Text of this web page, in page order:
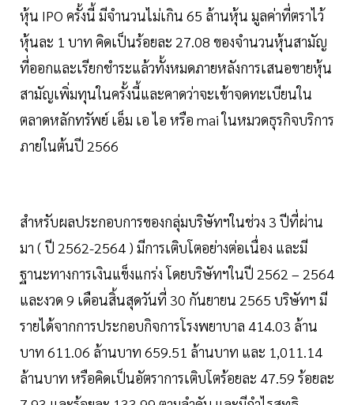
หุ้น IPO ครั้งนี้ มีจำนวนไม่เกิน 65 ล้านหุ้น มูลค่าที่ตราไว้
หุ้นละ 1 บาท คิดเป็นร้อยละ 27.08 ของจำนวนหุ้นสามัญ
ที่ออกและเรียกชำระแล้วทั้งหมดภายหลังการเสนอขายหุ้น
สามัญเพิ่มทุนในครั้งนี้และคาดว่าจะเข้าจดทะเบียนใน
ตลาดหลักทรัพย์ เอ็ม เอ ไอ หรือ mai ในหมวดธุรกิจบริการ
ภายในต้นปี 2566
สำหรับผลประกอบการของกลุ่มบริษัทฯในช่วง 3 ปีที่ผ่าน
มา ( ปี 2562-2564 ) มีการเติบโตอย่างต่อเนื่อง และมี
ฐานะทางการเงินแข็งแกร่ง โดยบริษัทฯในปี 2562 – 2564
และงวด 9 เดือนสิ้นสุดวันที่ 30 กันยายน 2565 บริษัทฯ มี
รายได้จากการประกอบกิจการโรงพยาบาล 414.03 ล้าน
บาท 611.06 ล้านบาท 659.51 ล้านบาท และ 1,011.14
ล้านบาท หรือคิดเป็นอัตราการเติบโตร้อยละ 47.59 ร้อยละ